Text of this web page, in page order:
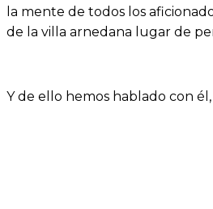
la mente de todos los
de la villa arnedana lugar de
Y de ello hemos hablado con